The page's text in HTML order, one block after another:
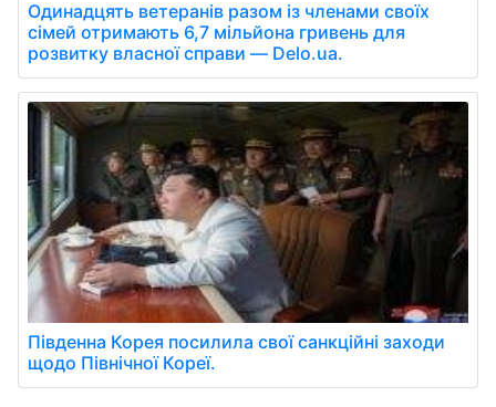
Одинадцять ветеранів разом із членами своїх
сімей отримають 6,7 мільйона гривень для
розвитку власної справи — Delo.ua.
Південна Корея посилила свої санкційні заходи
щодо Північної Кореї.